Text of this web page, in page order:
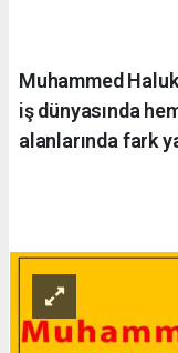
Muhammed
iş dünyasında
alanlarında fark